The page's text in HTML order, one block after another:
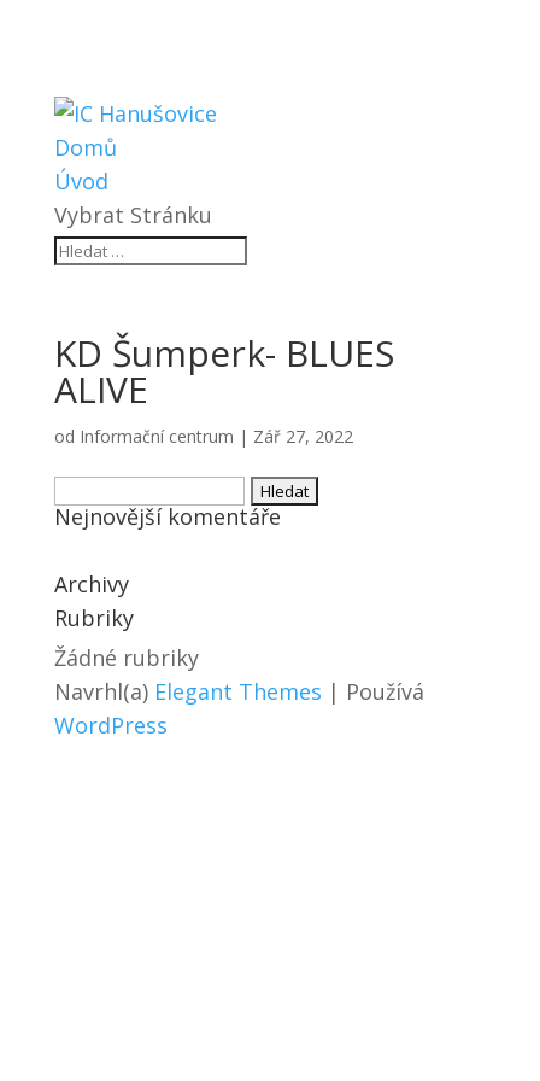
Domů
Úvod
Vybrat Stránku
KD Šumperk- BLUES
ALIVE
od Informační centrum | Zář 27, 2022
Vyhledávání
Nejnovější komentáře
Archivy
Rubriky
Žádné rubriky
Navrhl(a) Elegant Themes | Používá
WordPress